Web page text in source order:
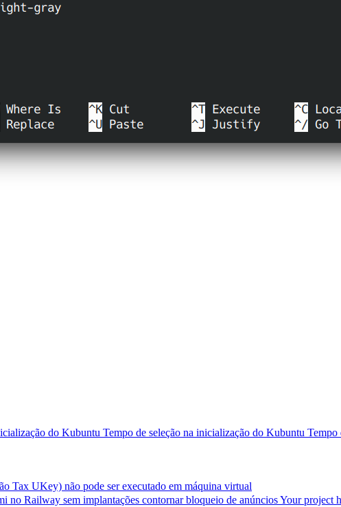
do Kubuntu Tempo de seleção na inicialização do Kubuntu Tempo
Tax UKey) não pode ser executado em máquina virtual
no Railway sem implantações contornar bloqueio de anúncios Your project